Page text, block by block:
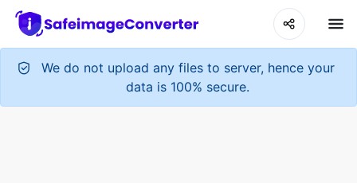
We do not upload any files to server, hence your
data is 100% secure.